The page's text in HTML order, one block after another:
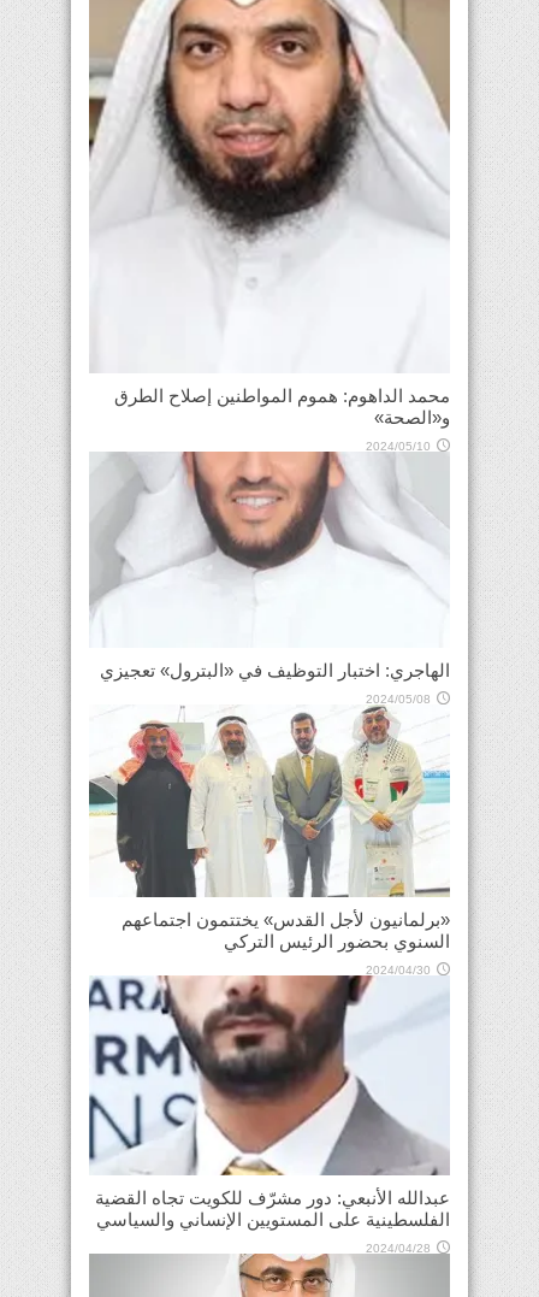
محمد الداهوم: هموم المواطنين إصلاح الطرق
و«الصحة»
2024/05/10
الهاجري: اختبار التوظيف في «البترول» تعجيزي
2024/05/08
«برلمانيون لأجل القدس» يختتمون اجتماعهم
السنوي بحضور الرئيس التركي
2024/04/30
عبدالله الأنبعي: دور مشرّف للكويت تجاه القضية
الفلسطينية على المستويين الإنساني والسياسي
2024/04/28